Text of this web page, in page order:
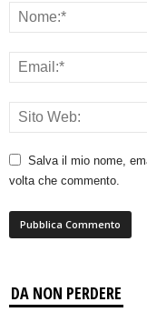
Salva il mio nome,
volta che commento.
DA NON PERDERE